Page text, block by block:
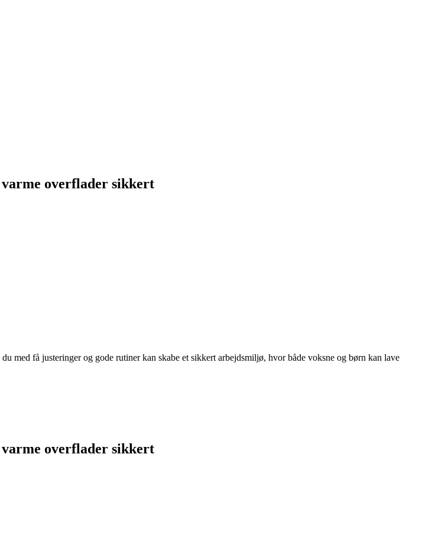
varme overflader sikkert
få justeringer og gode rutiner kan skabe et sikkert arbejdsmiljø, hvor både voksne og børn kan lave
varme overflader sikkert